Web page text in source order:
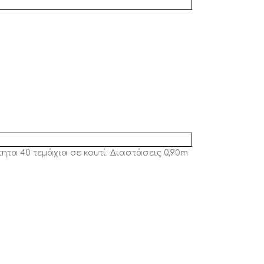
40 τεμάχια σε κουτί. Διαστάσεις 0,90m